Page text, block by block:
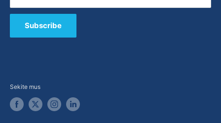
E-parduotuvė
B2B / Pasiūlymai
Subscribe
Sekite mus